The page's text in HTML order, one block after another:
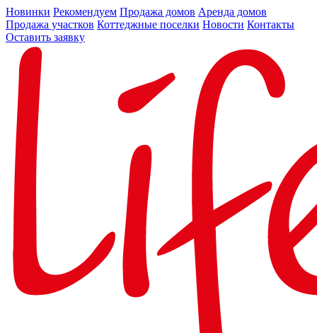
Новинки Рекомендуем Продажа домов Аренда домов
Продажа участков Коттеджные поселки Новости Контакты
Оставить заявку